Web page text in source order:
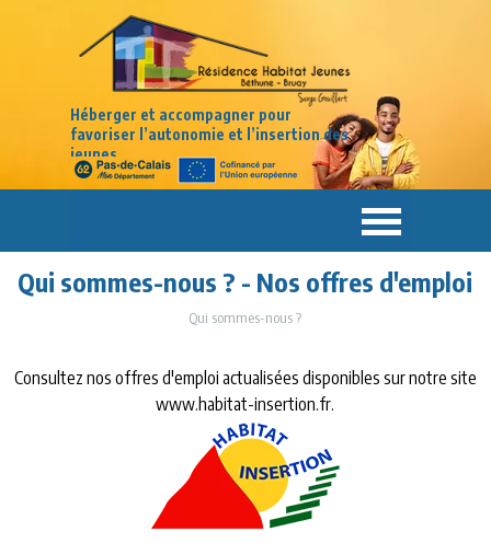
Héberger et accompagner pour
favoriser l’autonomie et l’insertion des
jeunes
Qui sommes-nous ? - Nos offres d'emploi
Qui sommes-nous ?
Consultez nos offres d'emploi actualisées disponibles sur notre site
www.habitat-insertion.fr.